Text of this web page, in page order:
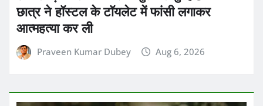
Praveen Kumar Dubey Aug 6, 2026